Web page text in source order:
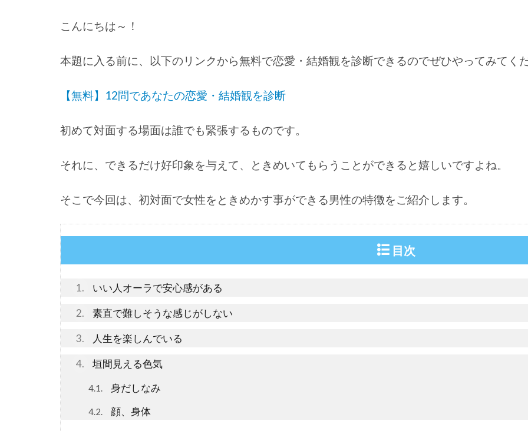
こんにちは～！
本題に入る前に、以下のリンクから無料で恋愛・結婚観を診断できるのでぜひやってみてく
【無料】12問であなたの恋愛・結婚観を診断
初めて対面する場面は誰でも緊張するものです。
それに、 できるだけ好印象を与えて、ときめいてもらうことができると嬉しいですよね。
そこで今回は、初対面で女性をときめかす事ができる男性の特徴をご紹介します。
目次
1 いい人オーラで安心感がある
2 素直で難しそうな感じがしない
3 人生を楽しんでいる
4 垣間見える色気
4.1 身だしなみ
4.2 顔、身体